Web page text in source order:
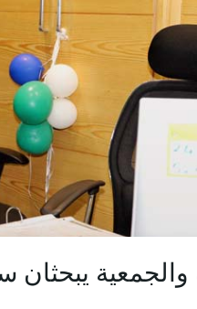
والجمعية